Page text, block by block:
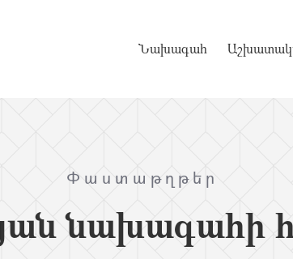
Նախագահ
Փաստաթղթեր
նախագահի